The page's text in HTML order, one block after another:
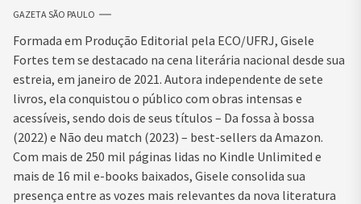
GAZETA SÃO PAULO
Formada em Produção Editorial pela ECO/UFRJ, Gisele
Fortes tem se destacado na cena literária nacional desde sua
estreia, em janeiro de 2021. Autora independente de sete
livros, ela conquistou o público com obras intensas e
acessíveis, sendo dois de seus títulos – Da fossa à bossa
(2022) e Não deu match (2023) – best-sellers da Amazon.
Com mais de 250 mil páginas lidas no Kindle Unlimited e
mais de 16 mil e-books baixados, Gisele consolida sua
presença entre as vozes mais relevantes da nova literatura